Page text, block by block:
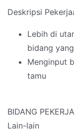
Deskripsi
Lebih di
bidang
Menginput
tamu
BIDANG
Lain-lain